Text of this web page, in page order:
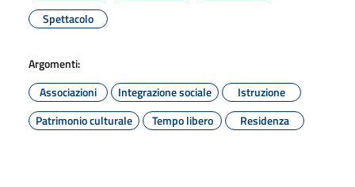
Spettacolo
Argomenti:
Associazioni
Integrazione sociale
Istruzione
Patrimonio culturale
Tempo libero Residenza